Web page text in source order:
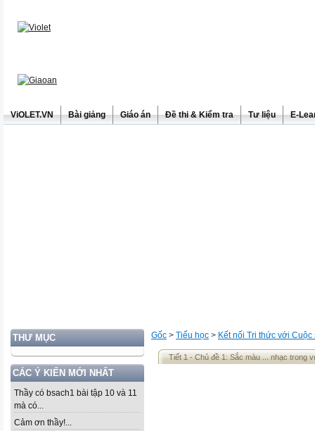
ViOLET.VN Bài giảng Giáo án Đề thi & Kiểm tra Tư liệu E-
THƯ MỤC
CÁC Ý KIẾN MỚI NHẤT
Thầy có bsach1 bài tập 10 và 11
mà có...
Cảm ơn thầy!...
Gốc > Tiểu học > Kết nối Tri thức với Cuộc
Tiết 1 - Chủ đề 1: Sắc màu ... nhạc trong